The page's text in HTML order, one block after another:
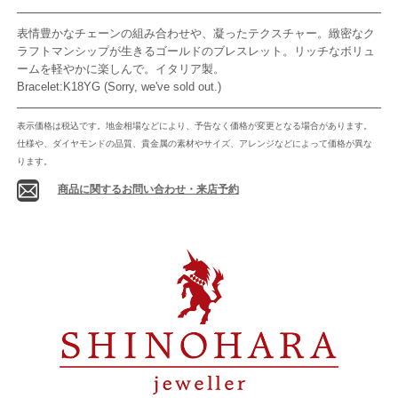
表情豊かなチェーンの組み合わせや、凝ったテクスチャー。緻密なク
ラフトマンシップが生きるゴールドのブレスレット。リッチなボリュ
ームを軽やかに楽しんで。イタリア製。
Bracelet:K18YG (Sorry, we've sold out.)
表示価格は税込です。地金相場などにより、予告なく価格が変更となる場合があります。
仕様や、ダイヤモンドの品質、貴金属の素材やサイズ、アレンジなどによって価格が異な
ります。
商品に関するお問い合わせ・来店予約